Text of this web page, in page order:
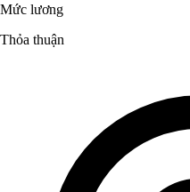
Mức lương
Thỏa thuận